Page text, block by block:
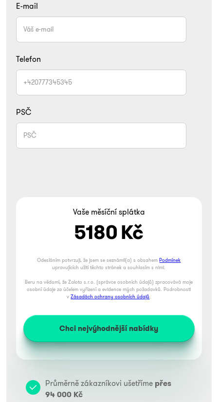
E-mail
Telefon
PSČ
Vaše měsíční splátka
5180Kč
Odesláním potvrzuji, že jsem se seznámil(a) s obsahemPodmínek
upravujících užití těchto stránek a souhlasím s nimi.
Beru na vědomí, že Zaloto s.r.o. (správce osobních údajů) zpracovává moje
osobní údaje za účelem vyřízení a evidence mých požadavků. Podrobnosti
vZásadách ochrany osobních údajů.
Průměrně zákazníkovi ušetříme přes
94 000 Kč